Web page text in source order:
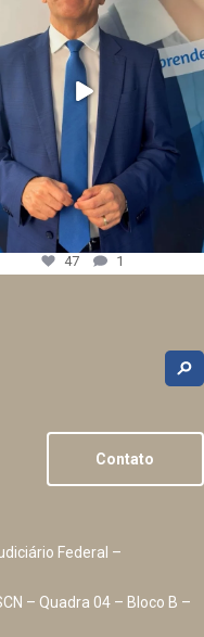
47 1
Contato
Federal –
– Quadra 04 – Bloco B –